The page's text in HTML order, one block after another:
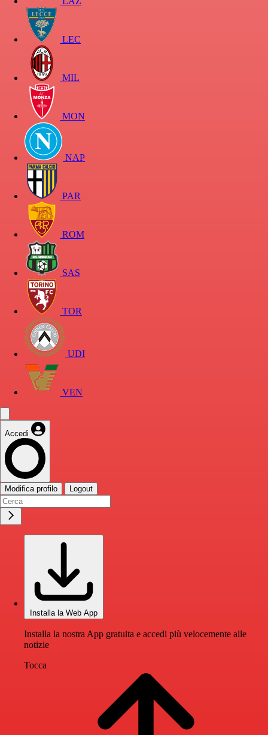
LEC
MIL
MON
NAP
PAR
ROM
SAS
TOR
UDI
VEN
Accedi
Modifica profilo Logout
Installa la Web App
Installa la nostra App gratuita e accedi più velocemente alle
notizie
Tocca